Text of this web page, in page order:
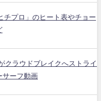
チプロ」のヒート表やチョー
クラウドブレイクへストライ
サーフ動画